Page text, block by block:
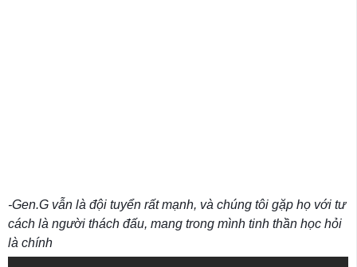
-Gen.G vẫn là đội tuyển rất mạnh, và chúng tôi gặp họ với tư
cách là người thách đấu, mang trong mình tinh thần học hỏi
là chính